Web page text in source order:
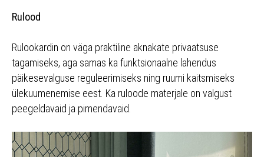
Rulood
Rulookardin on väga praktiline aknakate privaatsuse
tagamiseks, aga samas ka funktsionaalne lahendus
päikesevalguse reguleerimiseks ning ruumi kaitsmiseks
ülekuumenemise eest. Ka ruloode materjale on valgust
peegeldavaid ja pimendavaid.